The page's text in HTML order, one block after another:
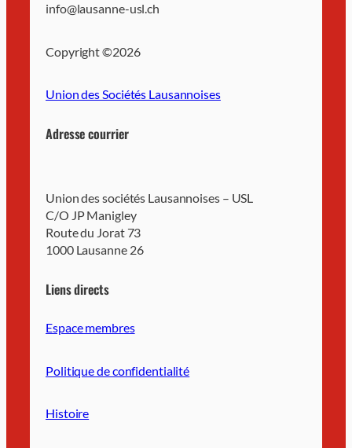
info@lausanne-usl.ch
Copyright ©2026
Union des Sociétés Lausannoises
Adresse courrier
Union des sociétés Lausannoises – USL
C/O JP Manigley
Route du Jorat 73
1000 Lausanne 26
Liens directs
Espace membres
Politique de confidentialité
Histoire